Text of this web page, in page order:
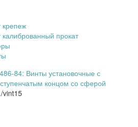
крепеж
калиброванный прокат
84: Винты установочные с
концом со сферой
/vint15